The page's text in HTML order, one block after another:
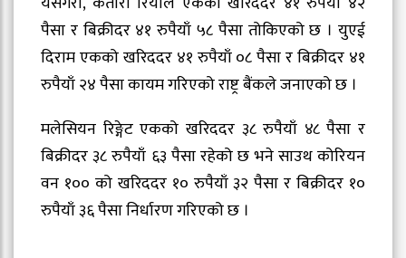
पैसा र बिक्रीदर ४१ रुपैयाँ ५८ पैसा तोकिएको छ । युएई
दिराम एकको खरिददर ४१ रुपैयाँ ०८ पैसा र बिक्रीदर ४१
रुपैयाँ २४ पैसा कायम गरिएको राष्ट्र बैंकले जनाएको छ ।
मलेसियन रिङ्गेट एकको खरिददर ३८ रुपैयाँ ४८ पैसा र
बिक्रीदर ३८ रुपैयाँ ६३ पैसा रहेको छ भने साउथ कोरियन
वन १०० को खरिददर १० रुपैयाँ ३२ पैसा र बिक्रीदर १०
रुपैयाँ ३६ पैसा निर्धारण गरिएको छ ।